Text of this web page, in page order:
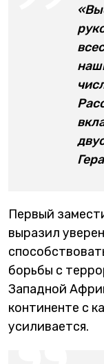
Первый
выразил
борьбы с
Западной
континенте с
усиливается.